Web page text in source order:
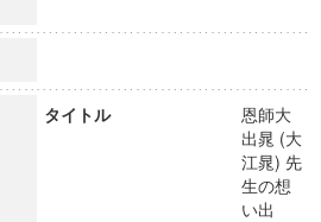
タイトル
恩師大
出晁 (大
江晁) 先
生の想
い出